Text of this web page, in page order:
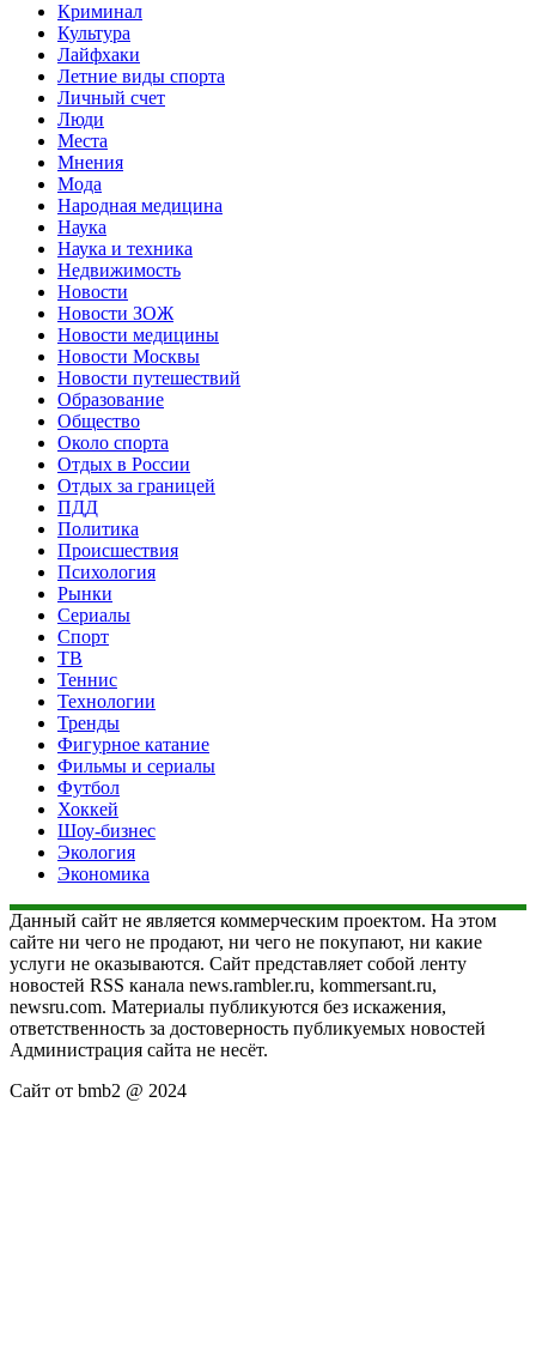
Криминал
Культура
Лайфхаки
Летние виды спорта
Личный счет
Люди
Места
Мнения
Мода
Народная медицина
Наука
Наука и техника
Недвижимость
Новости
Новости ЗОЖ
Новости медицины
Новости Москвы
Новости путешествий
Образование
Общество
Около спорта
Отдых в России
Отдых за границей
ПДД
Политика
Происшествия
Психология
Рынки
Сериалы
Спорт
ТВ
Теннис
Технологии
Тренды
Фигурное катание
Фильмы и сериалы
Футбол
Хоккей
Шоу-бизнес
Экология
Экономика
Данный сайт не является коммерческим проектом. На этом
сайте ни чего не продают, ни чего не покупают, ни какие
услуги не оказываются. Сайт представляет собой ленту
новостей RSS канала news.rambler.ru, kommersant.ru,
newsru.com. Материалы публикуются без искажения,
ответственность за достоверность публикуемых новостей
Администрация сайта не несёт.
Сайт от bmb2 @ 2024